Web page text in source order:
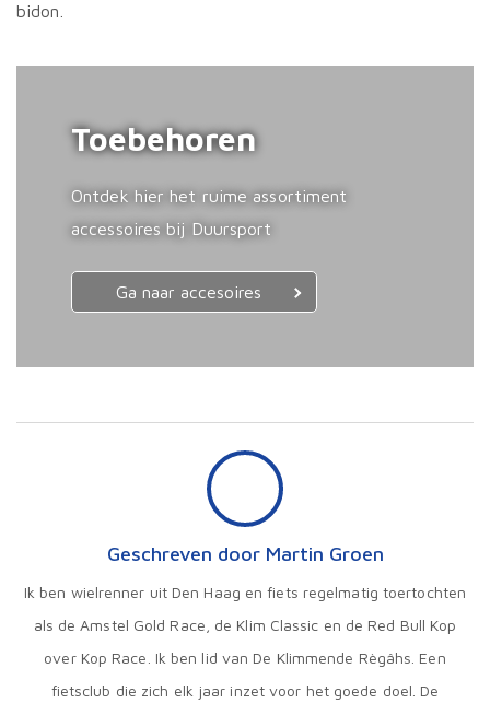
bidon.
Toebehoren
Ontdek hier het ruime assortiment
accessoires bij Duursport
Ga naar accesoires
Geschreven door Martin Groen
Ik ben wielrenner uit Den Haag en fiets regelmatig toertochten
als de Amstel Gold Race, de Klim Classic en de Red Bull Kop
over Kop Race. Ik ben lid van De Klimmende Règâhs. Een
fietsclub die zich elk jaar inzet voor het goede doel. De